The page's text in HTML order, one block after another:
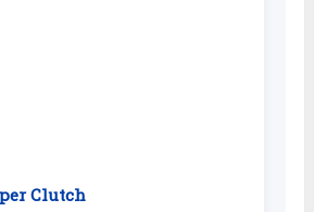
Clutch